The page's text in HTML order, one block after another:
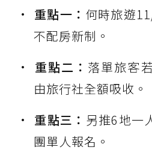
重點一： 何時旅遊
不配房新制。
重點二： 落單旅客
由旅行社全額吸收。
重點三： 另推6地一
團單人報名。